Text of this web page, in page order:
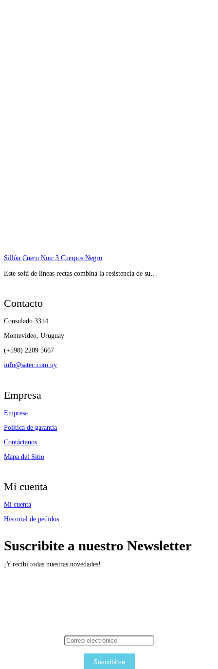
Sillón Cuero Noir 3 Cuerpos Negro
Este sofá de líneas rectas combina la resistencia de su…
Contacto
Consulado 3314
Montevideo, Uruguay
(+598) 2209 5667
info@satec.com.uy
Empresa
Empresa
Política de garantía
Contáctanos
Mapa del Sitio
Mi cuenta
Mi cuenta
Historial de pedidos
Suscribite a nuestro Newsletter
¡Y recibí todas nuestras novedades!
Suscribirse